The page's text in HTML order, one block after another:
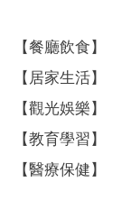
【餐廳飲食】
【居家生活】
【觀光娛樂】
【教育學習】
【醫療保健】